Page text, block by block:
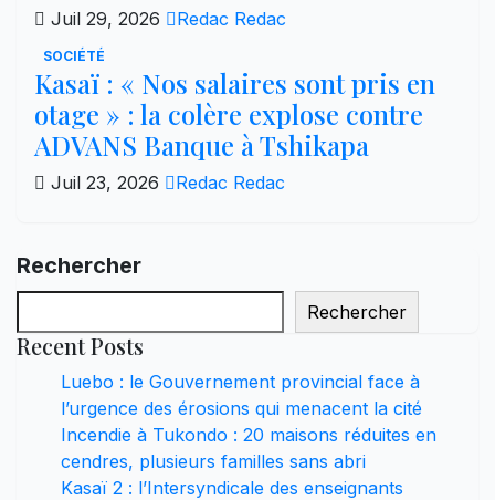
Juil 29, 2026 Redac Redac
SOCIÉTÉ
Kasaï : « Nos salaires sont pris en
otage » : la colère explose contre
ADVANS Banque à Tshikapa
Juil 23, 2026 Redac Redac
Rechercher
Rechercher
Recent Posts
Luebo : le Gouvernement provincial face à
l’urgence des érosions qui menacent la cité
Incendie à Tukondo : 20 maisons réduites en
cendres, plusieurs familles sans abri
Kasaï 2 : l’Intersyndicale des enseignants